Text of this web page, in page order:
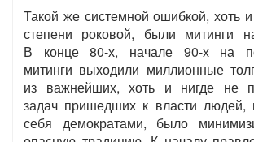
Такой же системной ошибкой, хоть
степени роковой, были митинги
В конце 80-х, начале 90-х на
митинги выходили миллионные
из важнейших, хоть и нигде не
задач пришедших к власти людей,
себя демократами, было